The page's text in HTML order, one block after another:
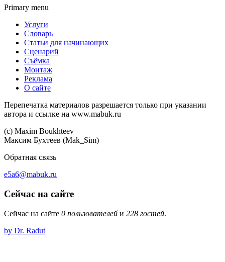
Primary menu
Услуги
Словарь
Статьи для начинающих
Сценарий
Съёмка
Монтаж
Реклама
О сайте
Перепечатка материалов разрешается только при указании
автора и ссылке на www.mabuk.ru
(c) Maхim Boukhteev
Максим Бухтеев (Mak_Sim)
Обратная связь
e5a6@mabuk.ru
Сейчас на сайте
Сейчас на сайте 0 пользователей и 228 гостей.
by Dr. Radut